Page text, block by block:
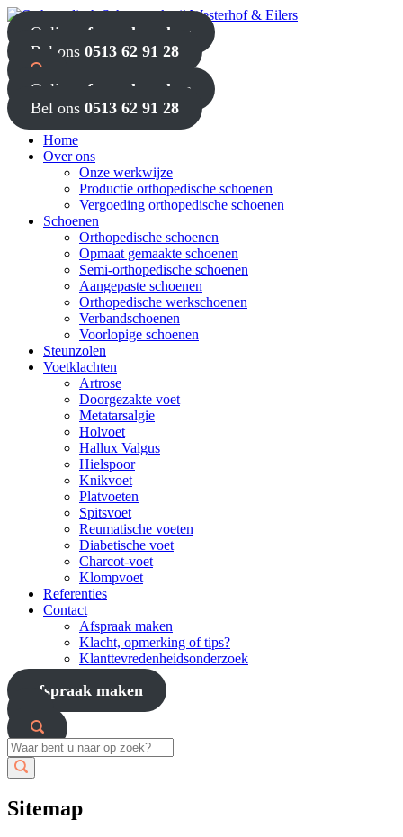
Online
afspraak maken
Bel ons 0513 62 91 28
Online
afspraak maken
Bel ons 0513 62 91 28
Home
Over ons
Onze werkwijze
Productie orthopedische schoenen
Vergoeding orthopedische schoenen
Schoenen
Orthopedische schoenen
Opmaat gemaakte schoenen
Semi-orthopedische schoenen
Aangepaste schoenen
Orthopedische werkschoenen
Verbandschoenen
Voorlopige schoenen
Steunzolen
Voetklachten
Artrose
Doorgezakte voet
Metatarsalgie
Holvoet
Hallux Valgus
Hielspoor
Knikvoet
Platvoeten
Spitsvoet
Reumatische voeten
Diabetische voet
Charcot-voet
Klompvoet
Referenties
Contact
Afspraak maken
Klacht, opmerking of tips?
Klanttevredenheidsonderzoek
afspraak maken
Sitemap